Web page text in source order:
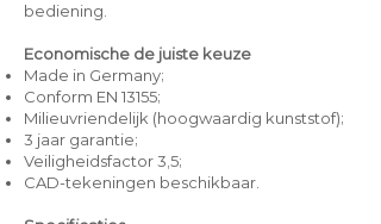
bediening.
Economische de juiste keuze
Made in Germany;
Conform EN 13155;
Milieuvriendelijk (hoogwaardig kunststof);
3 jaar garantie;
Veiligheidsfactor 3,5;
CAD-tekeningen beschikbaar.